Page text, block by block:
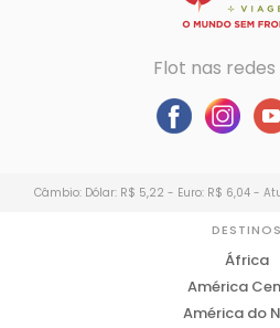
Flot nas redes
Câmbio: Dólar: R$ 5,22 - Euro: R$ 6,04 -
DESTINOS
África
América
América do